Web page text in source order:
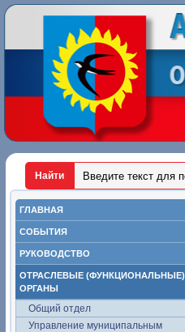
ГЛАВНАЯ
СОБЫТИЯ
РУКОВОДСТВО
ОТРАСЛЕВЫЕ (ФУНКЦИОНАЛЬНЫЕ)
ОРГАНЫ
Общий отдел
Управление муниципальным